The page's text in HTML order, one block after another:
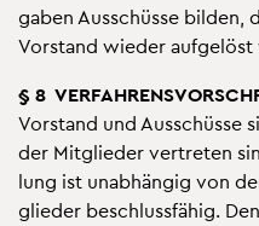
ga­ben Aus­schüs­se bil­den,
Vor­stand wie­der auf­ge­löst
§ 8
Vor­stand und Aus­schüs­se
der Mit­glie­der ver­tre­ten
lung ist un­ab­hän­gig von
glie­der be­schluss­fä­hig.